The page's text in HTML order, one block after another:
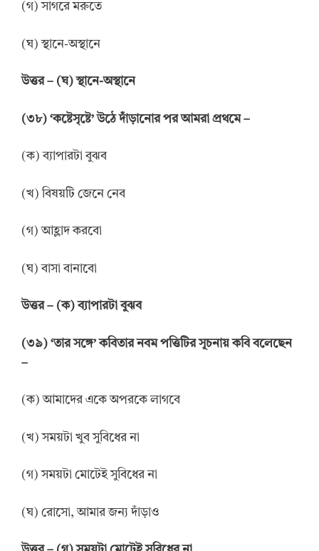
(গ) সাগরে মরুতে
(ঘ) স্থানে-অস্থানে
উত্তর – (ঘ) স্থানে-অস্থানে
(৩৮) ‘কষ্টেসৃষ্টে’ উঠে দাঁড়ানোর পর আমরা প্রথমে –
(ক) ব্যাপারটা বুঝব
(খ) বিষয়টি জেনে নেব
(গ) আহ্লাদ করবো
(ঘ) বাসা বানাবো
উত্তর – (ক) ব্যাপারটা বুঝব
(৩৯) ‘তার সঙ্গে’ কবিতার নবম পত্তিটির সূচনায় কবি বলেছেন
–
(ক) আমাদের একে অপরকে লাগবে
(খ) সময়টা খুব সুবিধের না
(গ) সময়টা মোটেই সুবিধের না
(ঘ) রোসো, আমার জন্য দাঁড়াও